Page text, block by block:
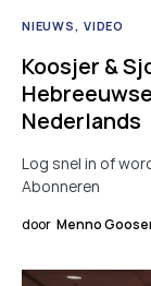
NIEUWS VIDEO
Koosjer &
Nederlands
Log snel in of
Abonneren
door Menno